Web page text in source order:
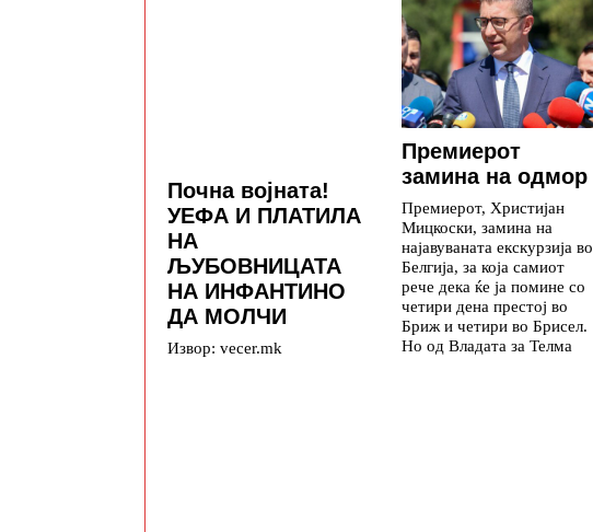
Почна војната!
УЕФА И ПЛАТИЛА
НА
ЉУБОВНИЦАТА
НА ИНФАНТИНО
ДА МОЛЧИ
Извор: vecer.mk
Премиерот
замина на одмор
Премиерот, Христијан
Мицкоски, замина на
најавуваната екскурзија во
Белгија, за која самиот
рече дека ќе ја помине со
четири дена престој во
Бриж и четири во Брисел.
Но од Владата за Телма